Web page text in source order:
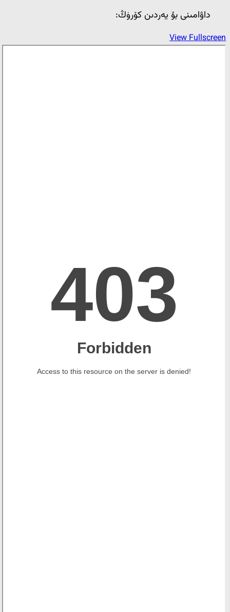
داۋامىنى بۇ يەردىن كۆرۈڭ:
View Fullscreen